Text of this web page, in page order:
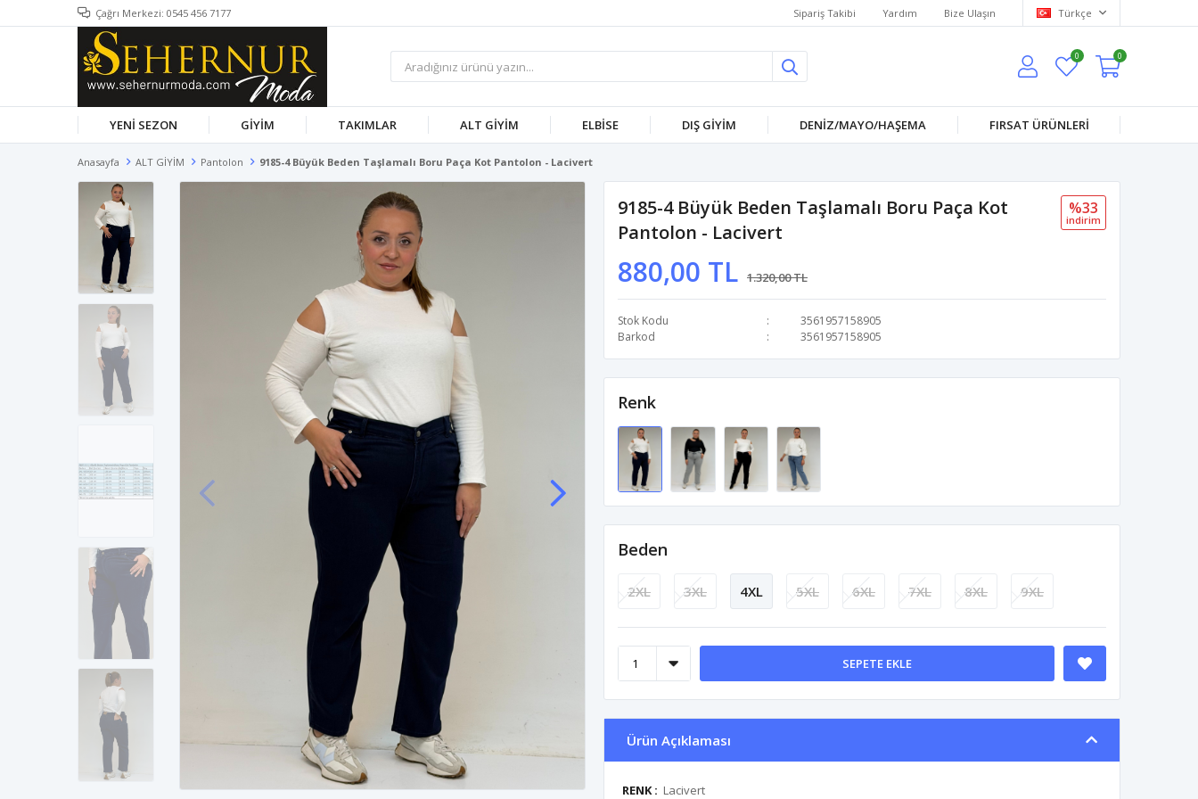
Çağrı Merkezi: 0545 456 7177 Sipariş Takibi Yardım Bize Ulaşın Türkçe
0 0
YENİ SEZON GİYİM TAKIMLAR ALT GİYİM ELBİSE DIŞ GİYİM DENİZ/MAYO/HAŞEMA FIRSAT ÜRÜNLERİ
Anasayfa ALT GİYİM Pantolon 9185-4 Büyük Beden Taşlamalı Boru Paça Kot Pantolon - Lacivert
9185-4 Büyük Beden Taşlamalı Boru Paça Kot
Pantolon - Lacivert
880,00 TL 1.320,00 TL
%33
i̇ndi̇ri̇m
Stok Kodu
3561957158905
Barkod
3561957158905
Renk
Beden
2XL 3XL 4XL 5XL 6XL 7XL 8XL 9XL
SEPETE EKLE
Ürün Açıklaması
RENK : Lacivert